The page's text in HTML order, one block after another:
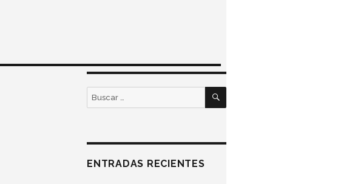
Buscar
por:
BUSCAR
ENTRADAS RECIENTES